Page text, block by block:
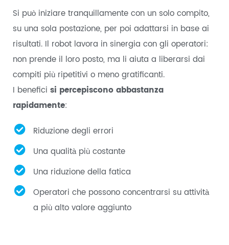
Si può iniziare tranquillamente con un solo compito,
su una sola postazione, per poi adattarsi in base ai
risultati. Il robot lavora in sinergia con gli operatori:
non prende il loro posto, ma li aiuta a liberarsi dai
compiti più ripetitivi o meno gratificanti.
I benefici si percepiscono abbastanza
rapidamente:
Riduzione degli errori
Una qualità più costante
Una riduzione della fatica
Operatori che possono concentrarsi su attività
a più alto valore aggiunto